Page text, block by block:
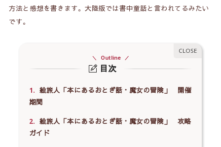
方法と感想を書きます。大陸版では書中童話と言われてるみたい
です。
目次
Outline
1. 絵旅人「本にあるおとぎ話・魔女の冒険」 開催
期間
2. 絵旅人「本にあるおとぎ話・魔女の冒険」 攻略
ガイド